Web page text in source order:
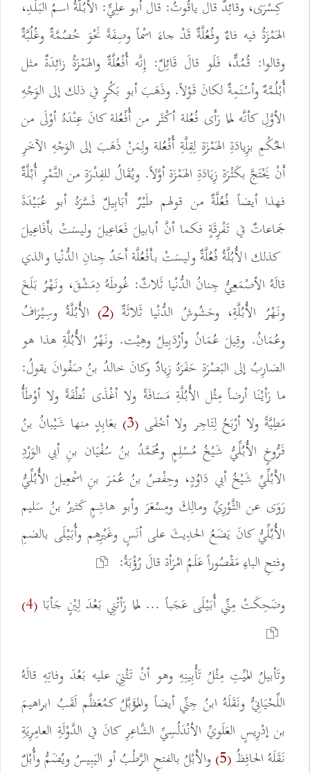
كِسْرَى، وقائِدٌ قال ياقُوتُ: قال أبو علِيٍّ: الأُبُلَّةُ اسمُ البَلَدِ،
الهَمْزَةُ فيه فاءٌ وفُعُلَّةٌ قَدْ جاءَ اسْماً وصِفَةً نَحْوَ خُصُمَّةٌ وغُلُبَّةٌ
وقالوا: قُمُدٌّ، فَلَو قالَ قَائِلٌ: إِنَّه أُفْعُلَّةٌ والهَمْزَةُ زائِدَةٌ مثل
أُبْلُمَّهٌ وأسْنَمِةٌ لكانَ قَوْلاً. وذَهَبَ أبو بَكْرٍ في ذلك إلى الوَجْهِ
الأوَّلِ كأنَّه لمَّا رَأَى فُعُلة أكْثَر من أُفْعُلة كانَ عِنْدَهُ أوْلَى من
الحُكْمِ بزِيادَةِ الهَمْزَةِ لِقِلَّةِ أُفْعُلة ولِمَنْ ذَهَبَ إلى الوَجْهِ الآخَرِ
أَنْ يَحْتَجَّ بكَثْرَةِ زِيَادَةِ الهَمْزَةِ أوَّلاً. ويُقَالُ للفِدْرَةِ من التَّمْرِ أُبْلَّةٌ
فهذا أيضاً فُعُلَّةٌ من قولهم طَيْرٌ أَبَابِيلٌ فَسَّرَهُ أبو عُبَيْدَةَ
جَماعاتٌ في تَفْرِقَةٍ فكما أنَّ أبابيلَ فَعَاعِيلَ وليسَتْ بأَفَاعِيلَ
كذلك الأُبُلَّةُ فُعُلَّةٌ وليسَتْ بأَفْعُلَّة أَحَدُ جِنانِ الدُّنْيا والذي
قالَهُ الأصْمَعِيُّ جِنانُ الدُّنْيا ثَلاثٌ: غُوطَهُ دِمَشْقَ، ونَهْرُ بَلَخَ
ونَهْرُ الأُبُلَّةِ، وحَشُوشُ الدُّنْيا ثَلاثَةٌ(2)
الأُبُلَّةُ وسِيْرَافُ
وعُمَانُ. وقِيلَ عُمَانُ وأرْدَبِيلُ وهِيْت. ونَهْرُ الأُبُلَّةِ هذا هو
الضارِبُ إلى البَصْرَةِ حَفَرَهُ زِيادٌ وكانَ خالدُ بنُ صَفْوانَ يقولُ:
ما رَأيْنَا أرضاً مِثْل الأُبُلَّةِ مَسَافَةً ولا أغْذَى نُطْفَةً ولا أوْطَأُ
مَطِيَّةً ولا أرْبَحُ لِتَاجِر ولا أخْفَى (3)
بعَابِدٍ منها شَيْبانُ بنُ
فَرُّوخٍ الأُبُلِّيُّ شَيْخُ مُسْلِمٍ ومُحَمَّدُ بنُ سُفْيَان بنِ أبي الوَرْدِ
الأَبُلِّيِّ شَيْخُ أبي دَاوُدٍ، وحِفْصُ بنُ عُمَرَ بنِ اسْمعِيلَ الأُبُلِّيُّ
رَوَى عن الثَّوْرِيِّ ومالِكَ ومِسْعَرَ وأبو هاشِمٍ كَثيرُ بنُ سَليم
الأُبُلِّيُّ كانَ يَضَعُ الحدِيثَ على أنَسٍ وغَيْرِهِم وأُبَيْلَى بالضمِ
وفتحِ الباءِ مَقْصُوراً عَلَمُ امْرَأة قالَ رُؤْبَةُ:
وضَحِكَتْ مِنِّي أُبَيْلَى عَجَباً ... لمَّا رَأتْنِي بَعْدَ لِيْنٍ جَأبَا (4)
وتَأبيلُ المَيِّتِ مِثْلُ تَأْبِينِهِ وهو أنْ تَثْنِيَ عليه بَعْدَ وفاتِهِ قالَهُ
اللِّحْيَانِيُّ ونَقَلَهُ ابنُ جِنِّي أيضاً والمُؤَبَّلُ كمُعَظَّم لَقَبُ ابراهيمَ
بن إدْرِيسٍ العَلَويِّ الأنْدَلُسِيِّ الشَّاعِرِ كانَ في الدَّوْلَةِ العامِرِيَةِ
نَقَلَهُ الحافِظُ(5)
والأَبْلُ بالفتحِ الرَّطْبُ أو اليَبِيسُ ويُضَمُّ وأُبْلٌ